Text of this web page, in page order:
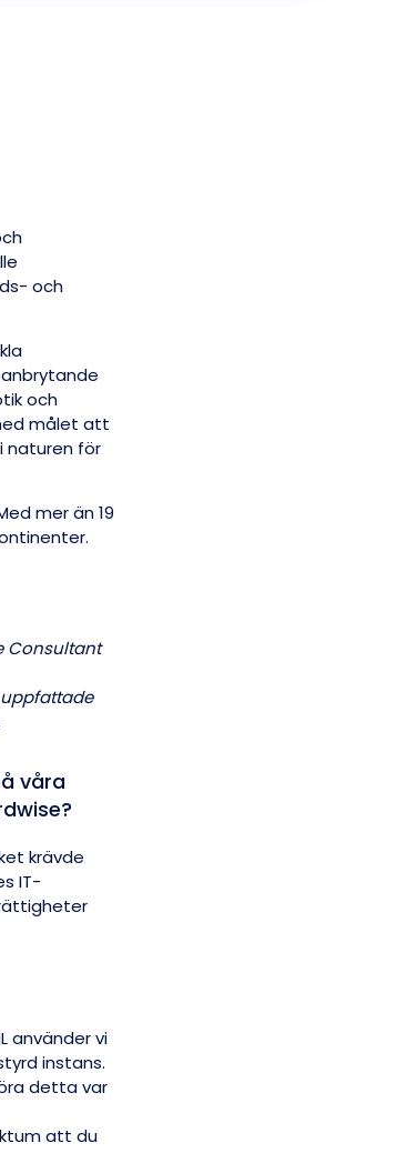
och
och
målet att
naturen för
mer än 19
Consultant
våra
krävde
IT-
använder vi
instans.
detta var
att du